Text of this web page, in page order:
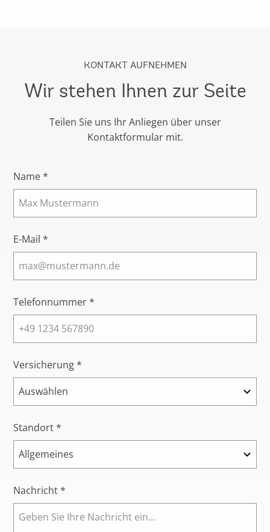
KONTAKT AUFNEHMEN
Wir stehen Ihnen zur Seite
Teilen Sie uns Ihr Anliegen über unser
Kontaktformular mit.
Name *
E-Mail *
Telefonnummer *
Versicherung *
Standort *
Nachricht *